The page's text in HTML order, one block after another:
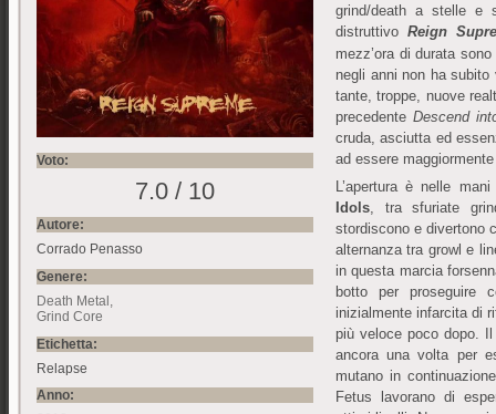
Voto:
7.0 / 10
Autore:
Corrado Penasso
Genere:
Death Metal
Grind Core
Etichetta:
Relapse
Anno:
grind/death a stelle e
distruttivoReign
mezz’ora di durata
negli anni non ha
tante, troppe, nuove
precedente Descend
cruda, asciutta ed
ad essere
L’apertura è nelle
Idols, tra sfuriate
stordiscono e divertono
alternanza tra growl e
in questa marcia
botto per proseguire
inizialmente infarcita di
più veloce poco dopo.
ancora una volta per
mutano in
Fetus lavorano di